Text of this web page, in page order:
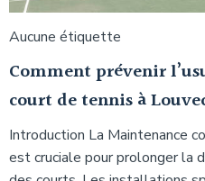
Aucune étiquette
Comment prévenir
court de tennis à
Introduction La Maintenance
est cruciale pour prolonger la